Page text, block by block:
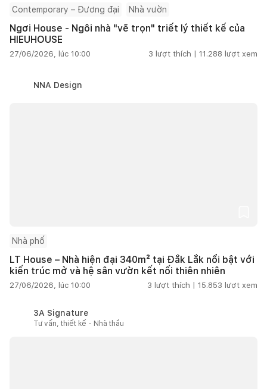
Contemporary – Đương đại Nhà vườn
Ngơi House - Ngôi nhà "vẽ trọn" triết lý thiết kế của
HIEUHOUSE
27/06/2026, lúc 10:00 3 lượt thích | 11.288 lượt xem
NNA Design
Nhà phố
LT House – Nhà hiện đại 340m² tại Đắk Lắk nổi bật với
kiến trúc mở và hệ sân vườn kết nối thiên nhiên
27/06/2026, lúc 10:00 3 lượt thích | 15.853 lượt xem
3A Signature
Tư vấn, thiết kế - Nhà thầu